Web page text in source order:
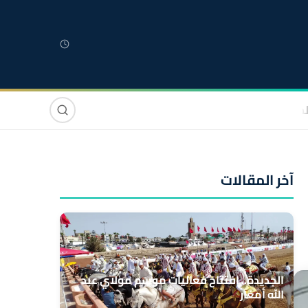
صوت وصورة
آخر المقالات
الجديدة.. افتتاح فعاليات موسم مولاي عبد
الله أمغار